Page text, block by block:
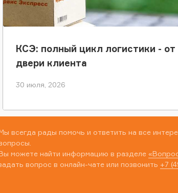
КСЭ: полный цикл логистики -
двери клиента
30 июля, 2026
всегда рады помочь и ответить на все
можете найти информацию в разделе
вопрос в онлайн-чате или позвонить +7